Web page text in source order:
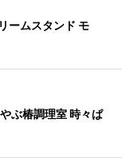
ームスタンド モ
ぶ椿調理室 時々ぱ